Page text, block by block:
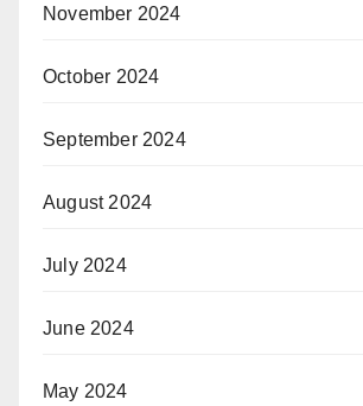
November 2024
October 2024
September 2024
August 2024
July 2024
June 2024
May 2024